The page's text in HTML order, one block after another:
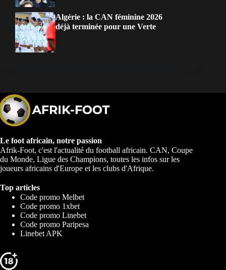
Algérie : la CAN féminine 2026
déjà terminée pour une Verte
Le foot africain, notre passion
Afrik-Foot, c'est l'actualité du football africain. CAN, Coupe
du Monde, Ligue des Champions, toutes les infos sur les
joueurs africains d'Europe et les clubs d'Afrique.
Top articles
Code promo Melbet
Code promo 1xbet
Code promo Linebet
Code promo Paripesa
Linebet APK